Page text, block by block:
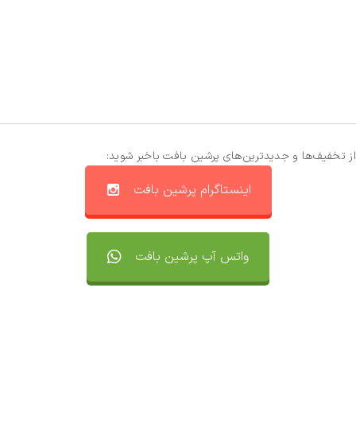
از تخفیف‌ها و جدیدترین‌های پرشین بافت باخبر شوید:
اینستاگرام پرشین بافت
واتس آپ پرشین بافت